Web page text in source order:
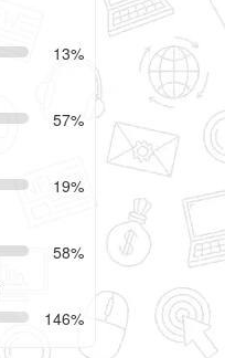
13%
57%
19%
58%
146%